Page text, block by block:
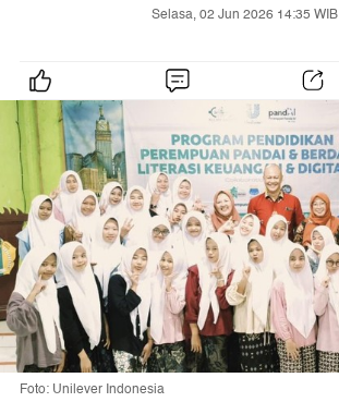
Selasa, 02 Jun 2026 14:35 WIB
Foto: Unilever Indonesia